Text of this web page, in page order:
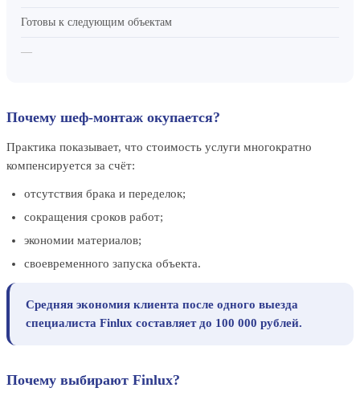
Готовы к следующим объектам
—
Почему шеф-монтаж окупается?
Практика показывает, что стоимость услуги многократно
компенсируется за счёт:
отсутствия брака и переделок;
сокращения сроков работ;
экономии материалов;
своевременного запуска объекта.
Средняя экономия клиента после одного выезда
специалиста Finlux составляет до 100 000 рублей.
Почему выбирают Finlux?